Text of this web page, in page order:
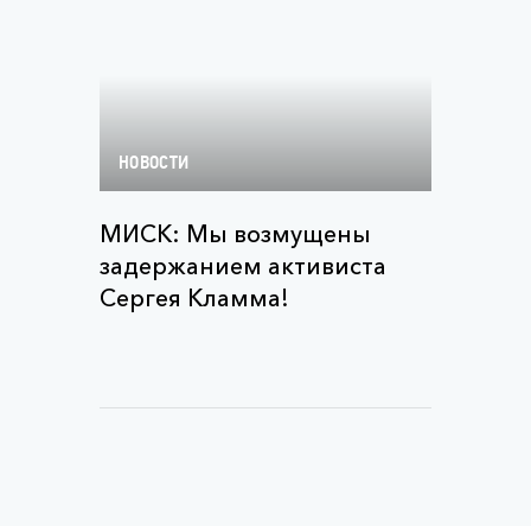
НОВОСТИ
МИСК: Мы возмущены
задержанием активиста
Сергея Кламма!